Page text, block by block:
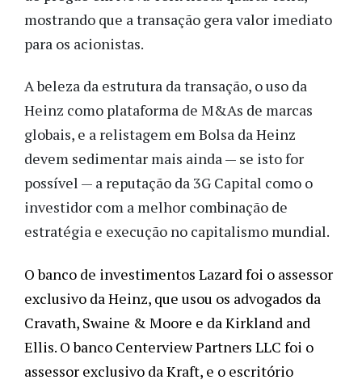
mostrando que a transação gera valor imediato
para os acionistas.
A beleza da estrutura da transação, o uso da
Heinz como plataforma de M&As de marcas
globais, e a relistagem em Bolsa da Heinz
devem sedimentar mais ainda — se isto for
possível — a reputação da 3G Capital como o
investidor com a melhor combinação de
estratégia e execução no capitalismo mundial.
O banco de investimentos Lazard foi o assessor
exclusivo da Heinz, que usou os advogados da
Cravath, Swaine & Moore e da Kirkland and
Ellis. O banco Centerview Partners LLC foi o
assessor exclusivo da Kraft, e o escritório